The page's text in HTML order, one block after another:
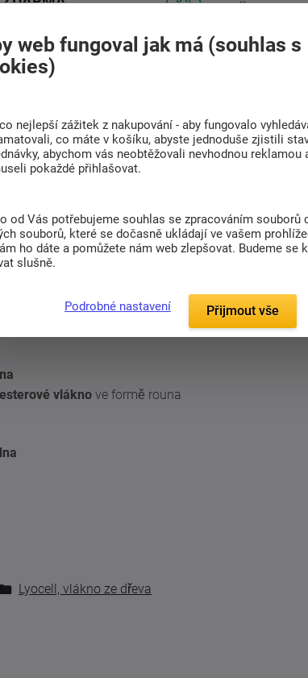
výběrem
a polštáře Lycell.
původu. Získává se z bukové nebo dubové
způsobem. Vlákno vyniká vysokou pevností
omak.
zejména pro udržování optimální vlhkosti
potivostí, ale i všichni ostatní a to
lůžka.Navíc výrobky jsou
komfort spánku.
vlákno ve formě rouna
Lyocell, vlákno ze dřeva
web fungoval jak má (souhlas s
nejlepší zážitek z nakupování - aby fungovalo
co máte v košíku, abyste jednoduše zjistili
abychom vás neobtěžovali nevhodnou reklamou
pokaždé přihlašovat.
od Vás potřebujeme souhlas se zpracováním souborů
souborů, které se dočasně ukládají ve vašem
ho dáte a pomůžete nám web zlepšovat. Budeme se
slušně.
Podrobné nastavení Přijmout vše